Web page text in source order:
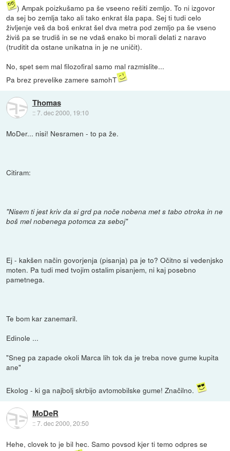
) Ampak poizkušamo pa še vseeno rešiti zemljo. To ni izgovor
da sej bo zemlja tako ali tako enkrat šla papa. Sej ti tudi celo
življenje veš da boš enkrat šel dva metra pod zemljo pa še vseno
živiš pa se trudiš in se ne vdaš enako bi morali delati z naravo
(truditit da ostane unikatna in je ne uničit).
No, spet sem mal filozofiral samo mal razmislite...
Pa brez prevelike zamere samohT
Thomas
::7. dec 2000, 19:10
MoDer... nisi! Nesramen - to pa že.
Citiram:
"Nisem ti jest kriv da si grd pa noče nobena met s tabo otroka in ne
boš mel nobenega potomca za seboj"
Ej - kakšen način govorjenja (pisanja) pa je to? Očitno si vedenjsko
moten. Pa tudi med tvojim ostalim pisanjem, ni kaj posebno
pametnega.
Te bom kar zanemaril.
Edinole ...
"Sneg pa zapade okoli Marca lih tok da je treba nove gume kupita
ane"
Ekolog - ki ga najbolj skrbijo avtomobilske gume! Značilno.
MoDeR
::7. dec 2000, 20:50
Hehe, clovek to je bil hec. Samo povsod kjer ti temo odpres se